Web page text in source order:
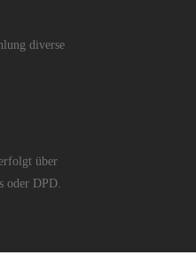
diverse
über
oder DPD.